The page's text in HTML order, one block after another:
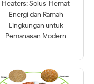
Heaters: Solusi Hemat
Energi dan Ramah
Lingkungan untuk
Pemanasan Modern